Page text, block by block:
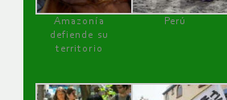
Amazonía
defiende su
territorio
Perú